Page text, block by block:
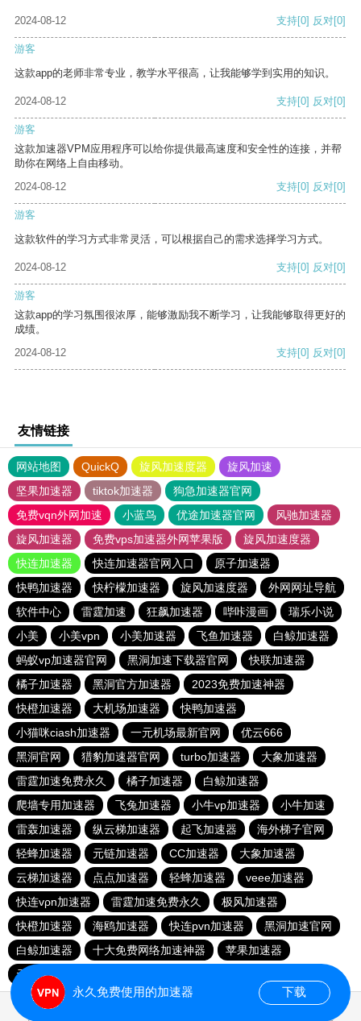
2024-08-12 支持[0] 反对[0]
游客
这款app的老师非常专业，教学水平很高，让我能够学到实用的知识。
2024-08-12 支持[0] 反对[0]
游客
这款加速器VPM应用程序可以给你提供最高速度和安全性的连接，并帮
助你在网络上自由移动。
2024-08-12
支持[0] 反对[0]
游客
这款软件的学习方式非常灵活，可以根据自己的需求选择学习方式。
2024-08-12 支持[0] 反对[0]
游客
这款app的学习氛围很浓厚，能够激励我不断学习，让我能够取得更好的
成绩。
2024-08-12
支持[0] 反对[0]
友情链接
网站地图 QuickQ 旋风加速度器
旋风加速
坚果加速器
tiktok加速器
狗急加速器官网
免费vqn外网加速
小蓝鸟 优途加速器官网
风驰加速器
旋风加速器
免费vps加速器外网苹果版
旋风加速度器
快连加速器
快连加速器官网入口
原子加速器
快鸭加速器
快柠檬加速器 旋风加速度器
外网网址导航
软件中心
雷霆加速 狂飙加速器 哔咔漫画
瑞乐小说
小美
小美vpn 小美加速器 飞鱼加速器
白鲸加速器
蚂蚁vp加速器官网
黑洞加速下载器官网
快联加速器
橘子加速器
黑洞官方加速器
2023免费加速神器
快橙加速器
大机场加速器
快鸭加速器
小猫咪ciash加速器
一元机场最新官网
优云666
黑洞官网
猎豹加速器官网 turbo加速器
大象加速器
雷霆加速免费永久
橘子加速器
白鲸加速器
爬墙专用加速器
飞兔加速器 小牛vp加速器
小牛加速
雷轰加速器
纵云梯加速器 起飞加速器
海外梯子官网
轻蜂加速器
元链加速器 CC加速器
大象加速器
云梯加速器
点点加速器 轻蜂加速器
veee加速器
快连vρn加速器
雷霆加速免费永久
极风加速器
快橙加速器
海鸥加速器 快连pvn加速器
黑洞加速官网
白鲸加速器
十大免费网络加速神器
苹果加速器
元链加速器
永久免费使用的加速器 下载